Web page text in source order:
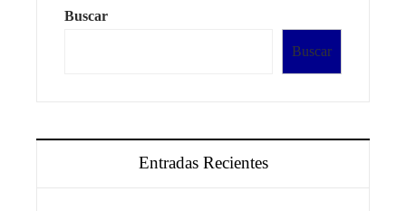
Buscar
Buscar
Entradas Recientes